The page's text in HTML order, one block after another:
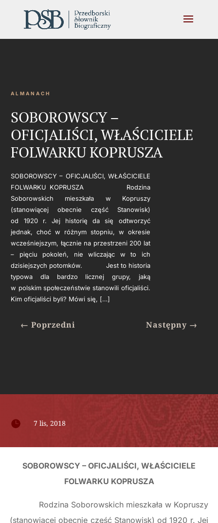
ALMANACH
SOBOROWSCY –
OFICJALIŚCI, WŁAŚCICIELE
FOLWARKU KOPRUSZA
SOBOROWSCY – OFICJALIŚCI, WŁAŚCICIELE
FOLWARKU KOPRUSZA Rodzina
Soborowskich mieszkała w Kopruszy
(stanowiącej obecnie część Stanowisk)
od 1920 r. Jej historię da się odtworzyć
jednak, choć w różnym stopniu, w okresie
wcześniejszym, łącznie na przestrzeni 200 lat
– pięciu pokoleń, nie wliczając w to ich
dzisiejszych potomków. Jest to historia
typowa dla bardzo licznej grupy, jaką
w polskim społeczeństwie stanowili oficjaliści.
Kim oficjaliści byli? Mówi się, […]
←Poprzedni Następny→
 7 lis, 2018
SOBOROWSCY – OFICJALIŚCI, WŁAŚCICIELE
FOLWARKU KOPRUSZA
Rodzina Soborowskich mieszkała w Kopruszy
(stanowiącej obecnie część Stanowisk) od 1920 r. Jej